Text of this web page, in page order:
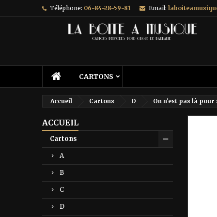
Téléphone: 06-84-28-59-81 Email:
CARTONS
Accueil Cartons O On n'est pas là
ACCUEIL
Cartons
A
B
C
D